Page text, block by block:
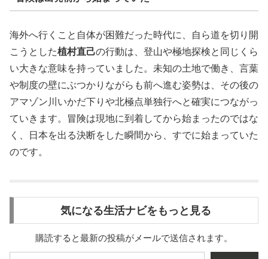
海外へ行くこと自体が困難だった時代に、自ら道を切り開
こうとした植村直己の行動は、登山や極地探検と同じくら
い大きな意味を持っていました。未知の土地で働き、言葉
や制度の壁にぶつかりながらも前へ進む姿勢は、その後の
アマゾン川いかだ下りや北極点単独行へと確実につながっ
ていきます。冒険は現地に到着してから始まったのではな
く、日本を出る決断をした瞬間から、すでに始まっていた
のです。
気になる生活ナビをもっと見る
購読すると最新の投稿がメールで送信されます。